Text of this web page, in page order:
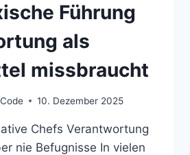
Führung
als
missbraucht
10. Dezember 2025
Chefs Verantwortung
nie Befugnisse In vielen